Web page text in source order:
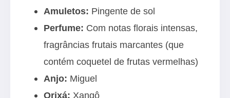
Amuletos: Pingente de sol
Perfume: Com notas florais intensas,
fragrâncias frutais marcantes (que
contém coquetel de frutas vermelhas)
Anjo: Miguel
Orixá: Xangô